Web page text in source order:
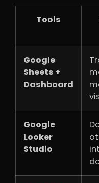
Tools
Google
Sheets +
Dashboard
Google
Looker
Studio